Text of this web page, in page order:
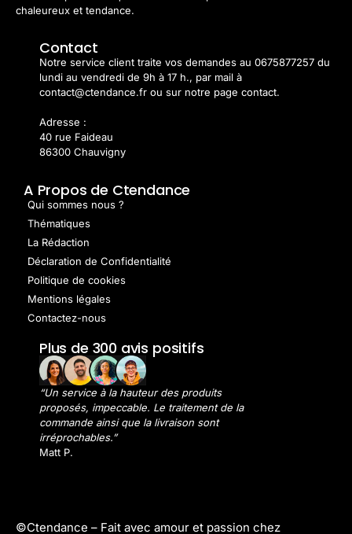
chaleureux et tendance.
Contact
Notre service client traite vos demandes au 0675877257 du
lundi au vendredi de 9h à 17 h., par mail à
contact@ctendance.fr ou sur notre page contact.
Adresse :
40 rue Faideau
86300 Chauvigny
A Propos de Ctendance
Qui sommes nous ?
Thématiques
La Rédaction
Déclaration de Confidentialité
Politique de cookies
Mentions légales
Contactez-nous
Plus de 300 avis positifs
“Un service à la hauteur des produits
proposés, impeccable. Le traitement de la
commande ainsi que la livraison sont
irréprochables.”
Matt P.
©Ctendance – Fait avec amour et passion chez